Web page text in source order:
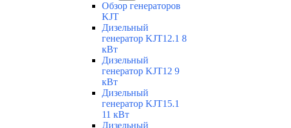
Обзор генераторов
KJT
Дизельный
генератор KJT12.1 8
кВт
Дизельный
генератор KJT12 9
кВт
Дизельный
генератор KJT15.1
11 кВт
Дизельный